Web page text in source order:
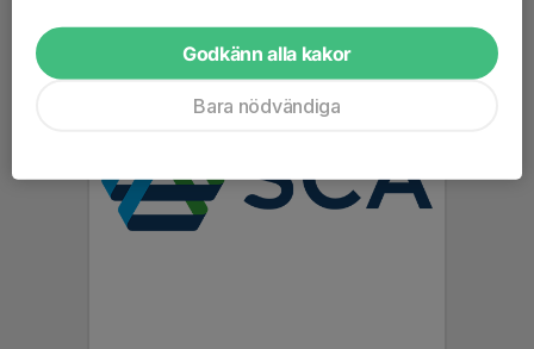
Godkänn alla kakor
Bara nödvändiga